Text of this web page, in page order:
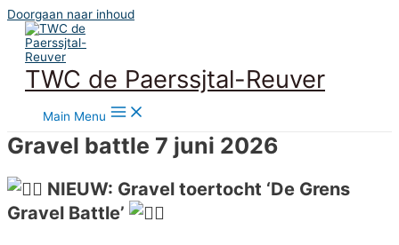
Doorgaan naar inhoud
TWC de Paerssjtal-Reuver
Main Menu
Gravel battle 7 juni 2026
NIEUW: Gravel toertocht ‘De Grens
Gravel Battle’